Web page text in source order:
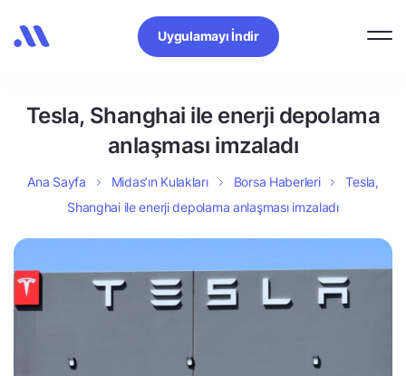
Uygulamayı İndir
Tesla, Shanghai ile enerji depolama
anlaşması imzaladı
Ana Sayfa Midas’ın Kulakları Borsa Haberleri
Tesla,
Shanghai ile enerji depolama anlaşması imzaladı